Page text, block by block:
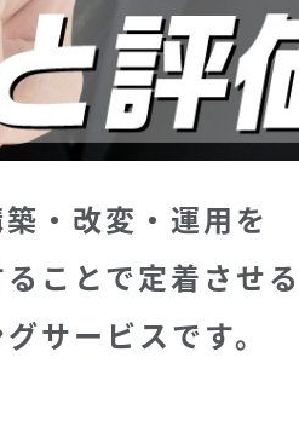
・改変・運用を
ことで定着させる
サービスです。